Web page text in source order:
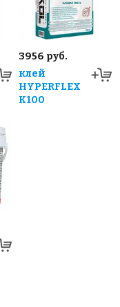
3956 руб.
клей
HYPERFLEX
K100